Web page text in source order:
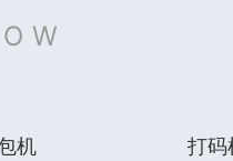
机 打码